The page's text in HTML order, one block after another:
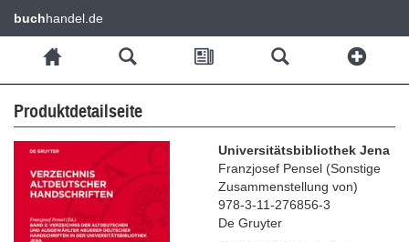
buchhandel.de
Produktdetailseite
Universitätsbibliothek Jena
Franzjosef Pensel (Sonstige
Zusammenstellung von)
978-3-11-276856-3
De Gruyter